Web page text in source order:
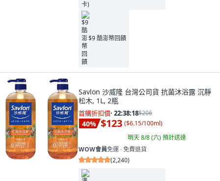
$9 酷澎幣回饋
Savlon 沙威隆 台灣公司貨 抗菌沐浴露 沉靜
松木, 1L, 2瓶
首購折扣價· 22:38:16$206
40% $123 ($6.15/100ml)
明天 8/8 (六)預計送達
WOW會員免運 ∙ 免費退貨
(2,240)